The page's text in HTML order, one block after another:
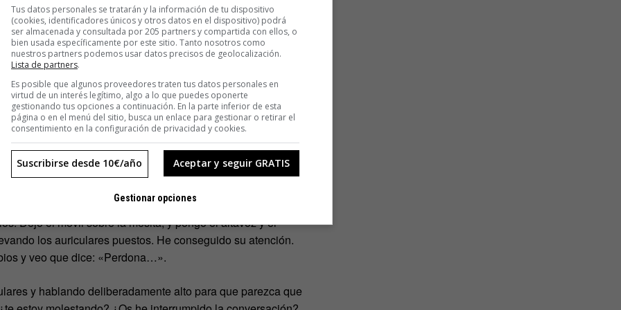
Pero el grupo de japonesas ruidosas de detrás
simplemente se ha despertado y vuelto a dormir. Decido
al menos cierta incomodidad. Como un actor
entre dos opciones.
a mi llamada imaginaria lo que pienso. «Pues estaba
y se han sentado aquí a ocupar el espacio y a hablar a
y les importa una mierda el resto del mundo…», pero
Dejo el móvil sobre la mesita, y pongo el altavoz y el
los auriculares puestos. He conseguido su atención.
y veo que dice: «Perdona…».
y hablando deliberadamente alto para que parezca que
Tus datos personales se tratarán y la información de tu dispositivo
(cookies, identificadores únicos y otros datos en el dispositivo) podrá
ser almacenada y consultada por 205 partners y compartida con ellos, o
bien usada específicamente por este sitio. Tanto nosotros como
nuestros partners podemos usar datos precisos de geolocalización.
Lista de partners.
Es posible que algunos proveedores traten tus datos personales en
virtud de un interés legítimo, algo a lo que puedes oponerte
gestionando tus opciones a continuación. En la parte inferior de esta
página o en el menú del sitio, busca un enlace para gestionar o retirar el
consentimiento en la configuración de privacidad y cookies.
Aceptar y seguir GRATIS
Suscribirse desde 10€/año
Gestionar opciones